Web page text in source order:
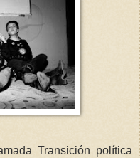
Transición política